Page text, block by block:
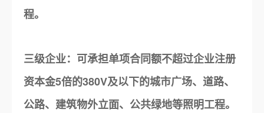
程。
三级企业：可承担单项合同额不超过企业注册
资本金5倍的380V及以下的城市广场、道路、
公路、建筑物外立面、公共绿地等照明工程。